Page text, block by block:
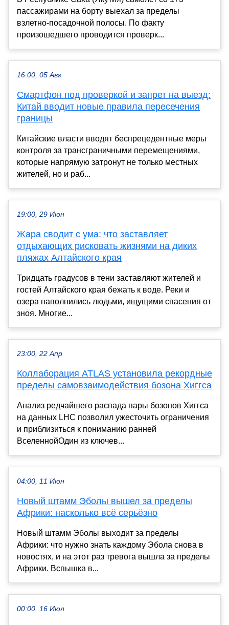
пассажирами на борту выехал за пределы
взлетно-посадочной полосы. По факту
произошедшего проводится проверк...
16:00, 05 Авг
Смартфон под проверкой и запрет на выезд:
Китай вводит новые правила пересечения
границы
Китайские власти вводят беспрецедентные меры
контроля за трансграничными перемещениями,
которые напрямую затронут не только местных
жителей, но и раб...
19:00, 29 Июн
Жара сводит с ума: что заставляет
отдыхающих рисковать жизнями на диких
пляжах Алтайского края
Тридцать градусов в тени заставляют жителей и
гостей Алтайского края бежать к воде. Реки и
озера наполнились людьми, ищущими спасения от
зноя. Многие...
23:00, 22 Апр
Коллаборация ATLAS установила рекордные
пределы самовзаимодействия бозона Хиггса
Анализ редчайшего распада пары бозонов Хиггса
на данных LHC позволил ужесточить ограничения
и приблизиться к пониманию ранней
ВселеннойОдин из ключев...
04:00, 11 Июн
Новый штамм Эболы вышел за пределы
Африки: насколько всё серьёзно
Новый штамм Эболы выходит за пределы
Африки: что нужно знать каждому Эбола снова в
новостях, и на этот раз тревога вышла за пределы
Африки. Вспышка в...
00:00, 16 Июл